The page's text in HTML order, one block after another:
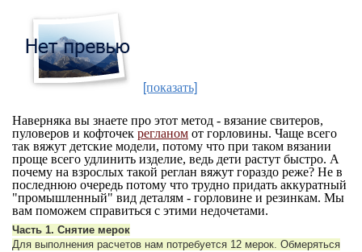
[показать]
Наверняка вы знаете про этот метод - вязание свитеров,
пуловеров и кофточек регланом от горловины. Чаще всего
так вяжут детские модели, потому что при таком вязании
проще всего удлинить изделие, ведь дети растут быстро. А
почему на взрослых такой реглан вяжут гораздо реже? Не в
последнюю очередь потому что трудно придать аккуратный
"промышленный" вид деталям - горловине и резинкам. Мы
вам поможем справиться с этими недочетами.
Часть 1. Снятие мерок
Для выполнения расчетов нам потребуется 12 мерок. Обмеряться